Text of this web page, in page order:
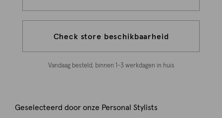
Check store beschikbaarheid
Vandaag besteld, binnen 1-3 werkdagen in huis
Geselecteerd door onze Personal Stylists